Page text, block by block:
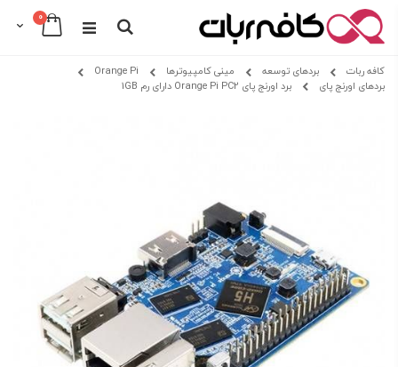
Cart0
Search
to
Content
کافه ربات بردهای توسعه مینی کامپیوترها
Orange Pi
بردهای اورنج پای
برد اورنج پای Orange Pi PC2 دارای رم 1GB